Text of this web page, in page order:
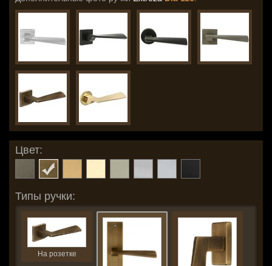
Цвет:
Типы ручки:
На розетке